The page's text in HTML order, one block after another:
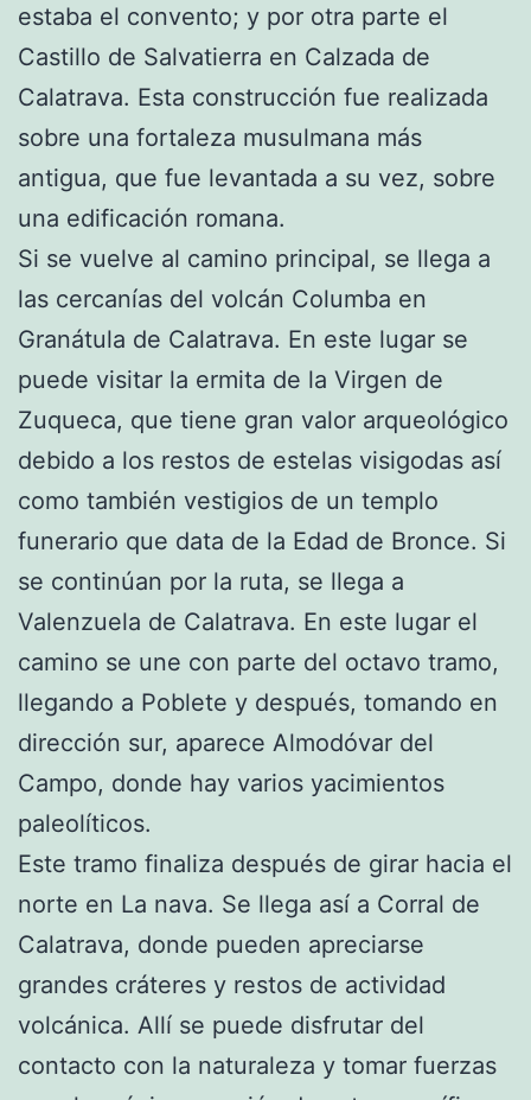
estaba el convento; y por otra parte el
Castillo de Salvatierra en Calzada de
Calatrava. Esta construcción fue realizada
sobre una fortaleza musulmana más
antigua, que fue levantada a su vez, sobre
una edificación romana.
Si se vuelve al camino principal, se llega a
las cercanías del volcán Columba en
Granátula de Calatrava. En este lugar se
puede visitar la ermita de la Virgen de
Zuqueca, que tiene gran valor arqueológico
debido a los restos de estelas visigodas así
como también vestigios de un templo
funerario que data de la Edad de Bronce. Si
se continúan por la ruta, se llega a
Valenzuela de Calatrava. En este lugar el
camino se une con parte del octavo tramo,
llegando a Poblete y después, tomando en
dirección sur, aparece Almodóvar del
Campo, donde hay varios yacimientos
paleolíticos.
Este tramo finaliza después de girar hacia el
norte en La nava. Se llega así a Corral de
Calatrava, donde pueden apreciarse
grandes cráteres y restos de actividad
volcánica. Allí se puede disfrutar del
contacto con la naturaleza y tomar fuerzas